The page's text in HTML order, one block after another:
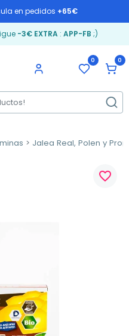
en pedidos +65€
-3€ EXTRA: APP-FB ;)
0 0
Jalea Real, Polen y
favorite_border